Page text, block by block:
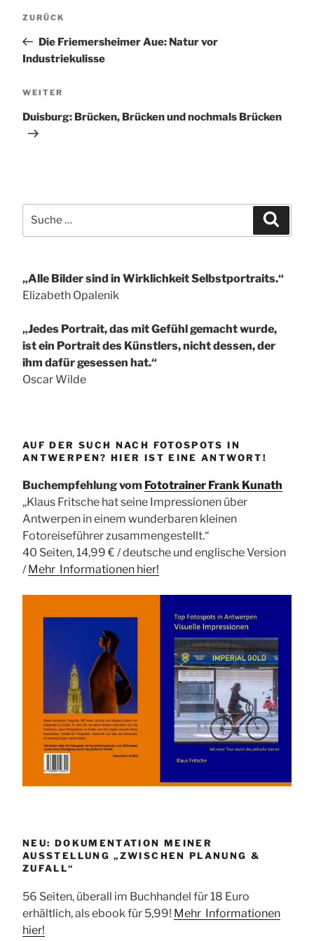
Vorheriger
ZURÜCK
Die Friemersheimer Aue: Natur vor
Industriekulisse
Nächster
WEITER
Duisburg: Brücken, Brücken und nochmals Brücken
nach:
„Alle Bilder sind in Wirklichkeit Selbstportraits.“
Elizabeth Opalenik
„Jedes Portrait, das mit Gefühl gemacht wurde,
ist ein Portrait des Künstlers, nicht dessen, der
ihm dafür gesessen hat.“
Oscar Wilde
AUF DER SUCH NACH FOTOSPOTS IN
ANTWERPEN? HIER IST EINE ANTWORT!
Buchempfehlung vom Fototrainer Frank Kunath
„Klaus Fritsche hat seine Impressionen über
Antwerpen in einem wunderbaren kleinen
Fotoreiseführer zusammengestellt.“
40 Seiten, 14,99 € / deutsche und englische Version
/ Mehr Informationen hier!
NEU: DOKUMENTATION MEINER
AUSSTELLUNG „ZWISCHEN PLANUNG &
ZUFALL“
56 Seiten, überall im Buchhandel für 18 Euro
erhältlich, als ebook für 5,99! Mehr Informationen
hier!